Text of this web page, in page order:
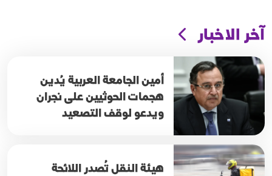
آخر الاخبار
أمين الجامعة العربية يُدين
هجمات الحوثيين على نجران
ويدعو لوقف التصعيد
هيئة النقل تُصدر اللائحة